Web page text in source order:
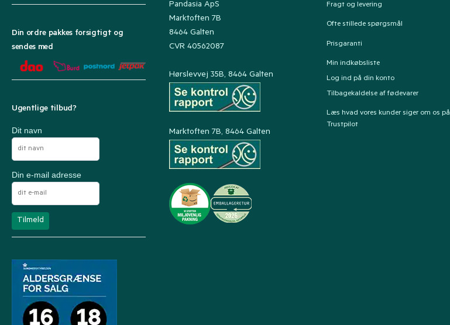
Din ordre pakkes forsigtigt og
sendes med
Ugentlige tilbud?
Dit navn
Din e-mail adresse
Pandasia ApS
Marktoften 7B
8464 Galten
CVR 40562087
Hørslevvej 35B, 8464 Galten
Marktoften 7B, 8464 Galten
Fragt og levering
Ofte stillede spørgsmål
Prisgaranti
Min indkøbsliste
Log ind på din konto
Tilbagekaldelse af fødevarer
Læs hvad vores kunder siger om os på
Trustpilot